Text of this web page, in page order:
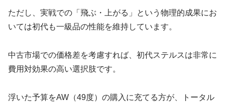
ただし、実戦での「飛ぶ・上がる」という物理的成果にお
いては初代も一級品の性能を維持しています。
中古市場での価格差を考慮すれば、初代ステルスは非常に
費用対効果の高い選択肢です。
浮いた予算をAW（49度）の購入に充てる方が、トータル